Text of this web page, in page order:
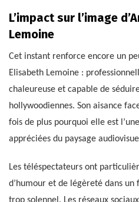
L’impact sur l’image
Lemoine
Cet instant renforce encore un
Elisabeth Lemoine :
chaleureuse et capable de
hollywoodiennes. Son aisance
fois de plus pourquoi elle est
appréciées du paysage
Les téléspectateurs ont
d’humour et de légèreté dans